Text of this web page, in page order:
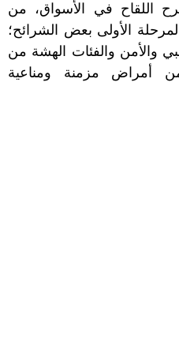
اللقاح في الأسواق، من
الأولى بعض الشرائح؛
والأمن والفئات الهشة من
من أمراض مزمنة ومناعية